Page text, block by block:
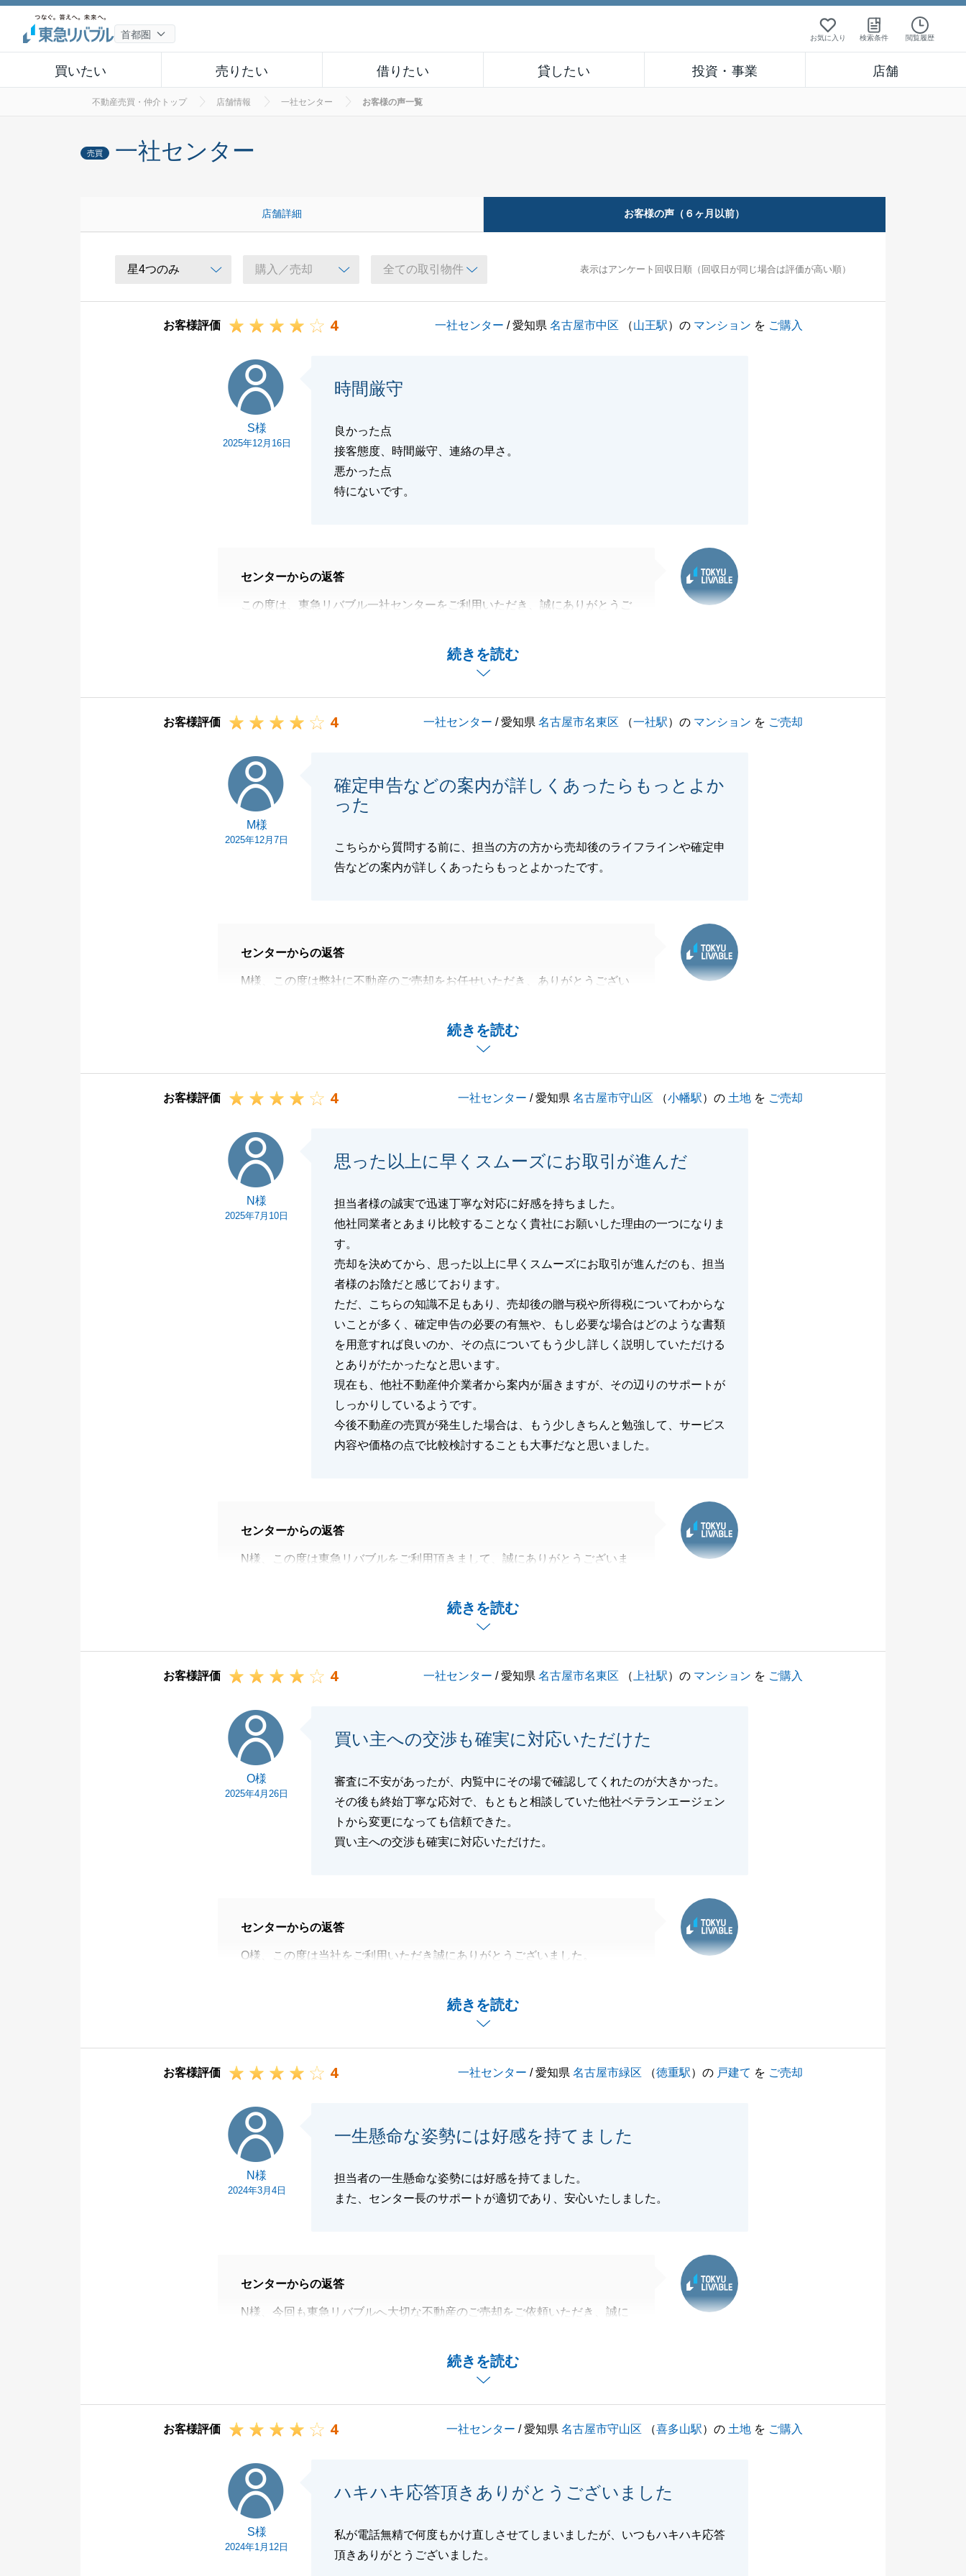
お気に入り 検索条件 閲覧履歴
買いたい 売りたい 借りたい 貸したい 投資・事業 店舗
不動産売買・仲介トップ 店舗情報 一社センター お客様の声一覧
売買 一社センター
店舗詳細 お客様の声（６ヶ月以前）
表示はアンケート回収日順（回収日が同じ場合は評価が高い順）
お客様評価 4 一社センター / 愛知県名古屋市中区 （山王駅）の マンション を ご購入
S様
2025年12月16日
時間厳守
良かった点
接客態度、時間厳守、連絡の早さ。
悪かった点
特にないです。
続きを読む
センターからの返答
この度は、東急リバブル一社センターをご利用いただき、誠にありがとうご
また、お忙しいところアンケートにご協力いただき、ありがとうございま
謝いたしております。
引き続き、全力でサポートさせていただきます。何卒、よろしくお願い申し
上げます。
閉じる
お客様評価 4 一社センター / 愛知県名古屋市名東区 （一社駅）の マンション を ご売却
M様
2025年12月7日
確定申告などの案内が詳しくあったらもっとよか
った
こちらから質問する前に、担当の方の方から売却後のライフラインや確定申
告などの案内が詳しくあったらもっとよかったです。
続きを読む
センターからの返答
M様、この度は弊社に不動産のご売却をお任せいただき、ありがとうござい
ご売却をお任せいただいてからご成約までお時間がかかってしまいました
が、無事にご成約となり、うれしく思います。
いただいたご指摘を受け止め、成長していけるように営業活動を行ってまい
不動産に関するお困りごとがございましたら、お気軽にご連絡くださいま
せ。
引き続き、よろしくお願いいたします。
閉じる
お客様評価 4 一社センター / 愛知県名古屋市守山区 （小幡駅）の 土地 を ご売却
N様
2025年7月10日
思った以上に早くスムーズにお取引が進んだ
担当者様の誠実で迅速丁寧な対応に好感を持ちました。
他社同業者とあまり比較することなく貴社にお願いした理由の一つになりま
す。
売却を決めてから、思った以上に早くスムーズにお取引が進んだのも、担当
者様のお陰だと感じております。
ただ、こちらの知識不足もあり、売却後の贈与税や所得税についてわからな
いことが多く、確定申告の必要の有無や、もし必要な場合はどのような書類
を用意すれば良いのか、その点についてもう少し詳しく説明していただける
とありがたかったなと思います。
現在も、他社不動産仲介業者から案内が届きますが、その辺りのサポートが
しっかりしているようです。
今後不動産の売買が発生した場合は、もう少しきちんと勉強して、サービス
内容や価格の点で比較検討することも大事だなと思いました。
続きを読む
センターからの返答
N様、この度は東急リバブルをご利用頂きまして、誠にありがとうございま
N様のご協力があり、無事に取引を終えることが出来ました。
確定申告の件ですが、遠方でお会いできない中、ご満足いただけるご説明が
お気軽にお声がけください。
今後とも弊社を末永くご愛顧賜りますよう、お願い申し上げます。
閉じる
お客様評価 4 一社センター / 愛知県名古屋市名東区 （ 上社駅）の マンション を ご購入
O様
2025年4月26日
買い主への交渉も確実に対応いただけた
審査に不安があったが、内覧中にその場で確認してくれたのが大きかった。
その後も終始丁寧な応対で、もともと相談していた他社ベテランエージェン
トから変更になっても信頼できた。
買い主への交渉も確実に対応いただけた。
続きを読む
センターからの返答
O様、この度は当社をご利用いただき誠にありがとうございました。
何かございましたら、お気軽にご連絡いただければと思います。
お客様評価 4 一社センター / 愛知県名古屋市緑区 （徳重駅）の 戸建て を ご売却
N様
2024年3月4日
一生懸命な姿勢には好感を持てました
担当者の一生懸命な姿勢には好感を持てました。
また、センター長のサポートが適切であり、安心いたしました。
続きを読む
センターからの返答
N様、今回も東急リバブルへ大切な不動産のご売却をご依頼いただき、誠に
N様の迅速・丁寧なご協力のおかげでスムーズにお取引を完了することが出
今後も末永いお付き合いができればと思っております。
閉じる
お客様評価 4 一社センター / 愛知県名古屋市守山区 （喜多山駅）の 土地 を ご購入
S様
2024年1月12日
ハキハキ応答頂きありがとうございました
私が電話無精で何度もかけ直しさせてしまいましたが、いつもハキハキ応答
頂きありがとうございました。